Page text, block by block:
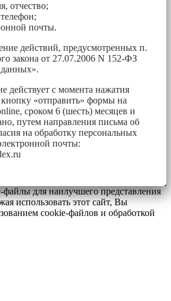
отчество;
почты.
действий, предусмотренных п.
закона от 27.07.2006 N 152-ФЗ
действует с момента нажатия
«отправить» формы на
сроком 6 (шесть) месяцев и
путем направления письма об
на обработку персональных
почты:
для наилучшего представления
использовать этот сайт, Вы
cookie-файлов и обработкой